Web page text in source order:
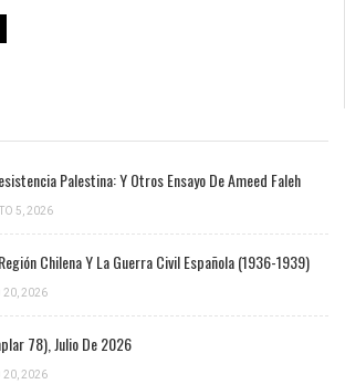
Palestina: Y Otros Ensayo De Ameed Faleh
5, 2026
Chilena Y La Guerra Civil Española (1936-1939)
20, 2026
78), Julio De 2026
20, 2026